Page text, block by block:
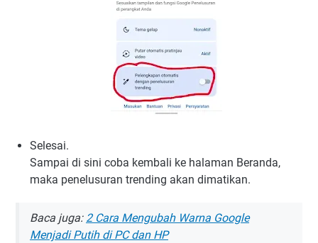
Selesai.
Sampai di sini coba kembali ke halaman Beranda,
maka penelusuran trending akan dimatikan.
Baca juga: 2 Cara Mengubah Warna Google
Menjadi Putih di PC dan HP